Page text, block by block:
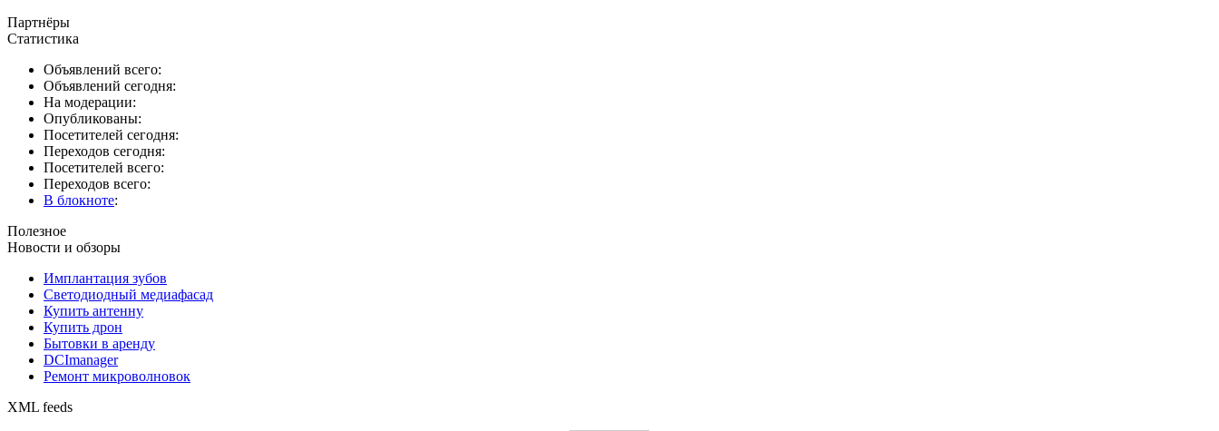
Партнёры
Статистика
Объявлений всего:
Объявлений сегодня:
На модерации:
Опубликованы:
Посетителей сегодня:
Переходов сегодня:
Посетителей всего:
Переходов всего:
В блокноте:
Полезное
Новости и обзоры
Имплантация зубов
Светодиодный медиафасад
Купить антенну
Купить дрон
Бытовки в аренду
DCImanager
Ремонт микроволновок
XML feeds